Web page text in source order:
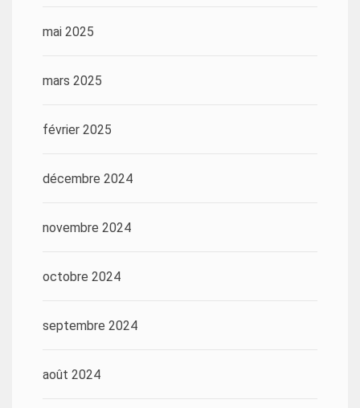
mai 2025
mars 2025
février 2025
décembre 2024
novembre 2024
octobre 2024
septembre 2024
août 2024